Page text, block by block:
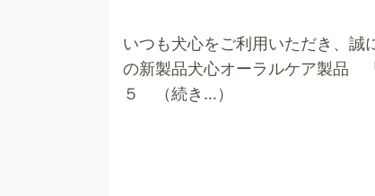
いつも犬心をご利用いただき、誠
の新製品犬心オーラルケア製品
５ （続き…）